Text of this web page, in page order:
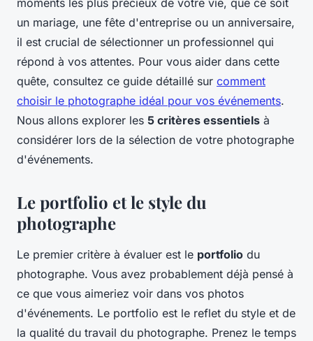
moments les plus précieux de votre vie, que ce soit
un mariage, une fête d'entreprise ou un anniversaire,
il est crucial de sélectionner un professionnel qui
répond à vos attentes. Pour vous aider dans cette
quête, consultez ce guide détaillé sur comment
choisir le photographe idéal pour vos événements.
Nous allons explorer les 5 critères essentiels à
considérer lors de la sélection de votre photographe
d'événements.
Le portfolio et le style du
photographe
Le premier critère à évaluer est le portfolio du
photographe. Vous avez probablement déjà pensé à
ce que vous aimeriez voir dans vos photos
d'événements. Le portfolio est le reflet du style et de
la qualité du travail du photographe. Prenez le temps